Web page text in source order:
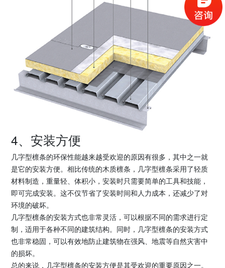
4、安装方便
几字型檩条的环保性能越来越受欢迎的原因有很多，其中之一就
是它的安装方便。相比传统的木质檩条，几字型檩条采用了轻质
材料制造，重量轻、体积小，安装时只需要简单的工具和技能，
即可完成安装。这不仅节省了安装时间和人力成本，还减少了对
环境的破坏。
几字型檩条的安装方式也非常灵活，可以根据不同的需求进行定
制，适用于各种不同的建筑结构。同时，几字型檩条的安装方式
也非常稳固，可以有效地防止建筑物在强风、地震等自然灾害中
的损坏。
总的来说，几字型檩条的安装方便是其受欢迎的重要原因之一。